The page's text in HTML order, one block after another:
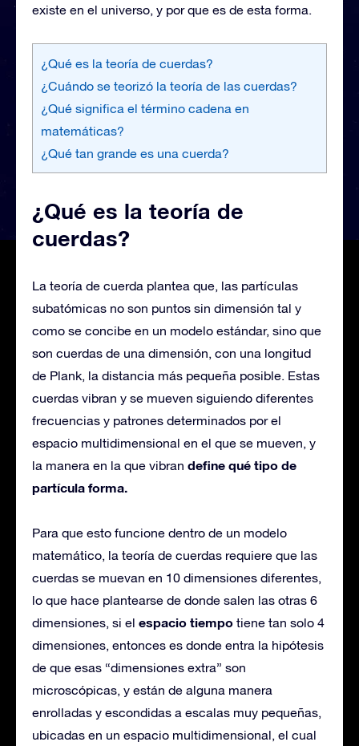
existe en el universo, y por que es de esta forma.
¿Qué es la teoría de cuerdas?
¿Cuándo se teorizó la teoría de las cuerdas?
¿Qué significa el término cadena en
matemáticas?
¿Qué tan grande es una cuerda?
¿Qué es la teoría de
cuerdas?
La teoría de cuerda plantea que, las partículas
subatómicas no son puntos sin dimensión tal y
como se concibe en un modelo estándar, sino que
son cuerdas de una dimensión, con una longitud
de Plank, la distancia más pequeña posible. Estas
cuerdas vibran y se mueven siguiendo diferentes
frecuencias y patrones determinados por el
espacio multidimensional en el que se mueven, y
la manera en la que vibran define qué tipo de
partícula forma.
Para que esto funcione dentro de un modelo
matemático, la teoría de cuerdas requiere que las
cuerdas se muevan en 10 dimensiones diferentes,
lo que hace plantearse de donde salen las otras 6
dimensiones, si el espacio tiempo tiene tan solo 4
dimensiones, entonces es donde entra la hipótesis
de que esas “dimensiones extra” son
microscópicas, y están de alguna manera
enrolladas y escondidas a escalas muy pequeñas,
ubicadas en un espacio multidimensional, el cual